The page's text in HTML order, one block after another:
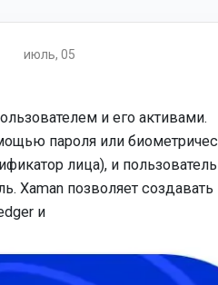
июль, 05
и его активами.
пароля или
лица), и пользователь
Xaman позволяет
и